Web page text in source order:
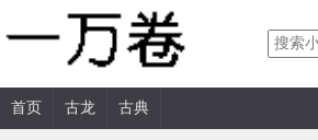
首页 古龙 古典